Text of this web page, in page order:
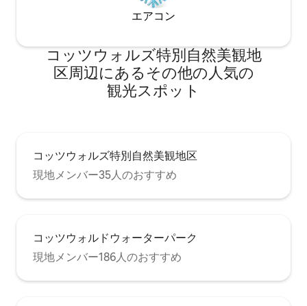
エアコン
コッツウォルズ特別自然美観地
区⁠周⁠辺⁠に⁠あ⁠るそ⁠の⁠他⁠の人⁠気⁠の
観⁠光⁠ス⁠ポ⁠ッ⁠ト
コッツウォルズ特別自然美観地区
現地メンバー35人のおすすめ
コッツウォルドウォーターパーク
現地メンバー186人のおすすめ